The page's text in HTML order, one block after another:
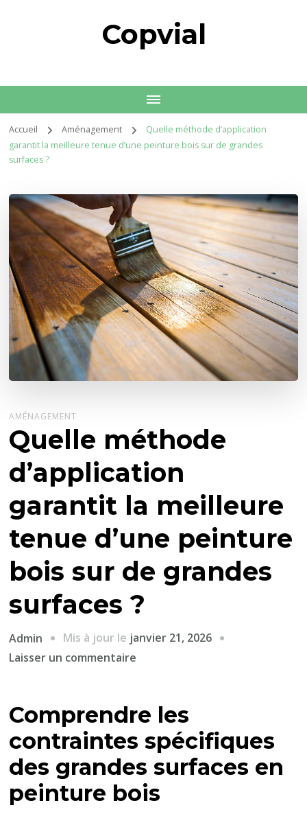
Copvial
Accueil Aménagement
Quelle méthode d’application
garantit la meilleure tenue d’une peinture bois sur de grandes
surfaces ?
AMÉNAGEMENT
Quelle méthode
d’application
garantit la meilleure
tenue d’une peinture
bois sur de grandes
surfaces ?
Admin Mis à jour le janvier 21, 2026
Laisser un commentaire
d’application
garantit
la
meilleure
tenue
d’une
Comprendre les
contraintes spécifiques
des grandes surfaces en
peinture bois